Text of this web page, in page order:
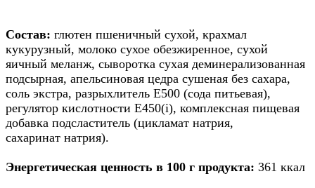
Состав: глютен пшеничный сухой, крахмал
кукурузный, молоко сухое обезжиренное, сухой
яичный меланж, сыворотка сухая деминерализованная
подсырная, апельсиновая цедра сушеная без сахара,
соль экстра, разрыхлитель Е500 (сода питьевая),
регулятор кислотности Е450(i), комплексная пищевая
добавка подсластитель (цикламат натрия,
сахаринат натрия).
Энергетическая ценность в 100 г продукта: 361 ккал